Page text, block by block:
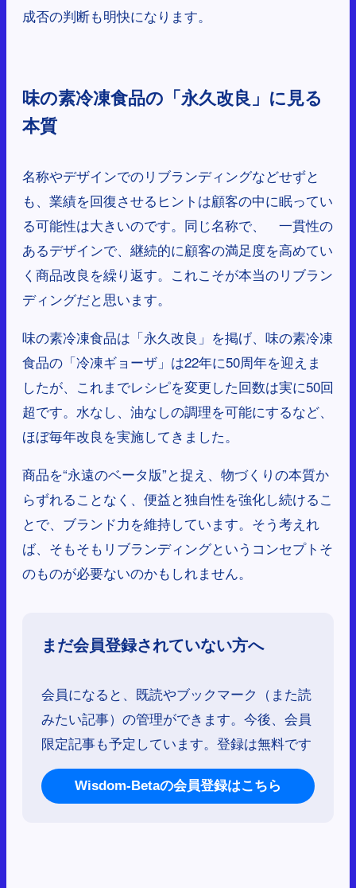
成否の判断も明快になります。
味の素冷凍食品の「永久改良」に見る
本質
名称やデザインでのリブランディングなどせずと
も、業績を回復させるヒントは顧客の中に眠ってい
る可能性は大きいのです。同じ名称で、 一貫性の
あるデザインで、継続的に顧客の満足度を高めてい
く商品改良を繰り返す。これこそが本当のリブラン
ディングだと思います。
味の素冷凍食品は「永久改良」を掲げ、味の素冷凍
食品の「冷凍ギョーザ」は22年に50周年を迎えま
したが、これまでレシピを変更した回数は実に50回
超です。水なし、油なしの調理を可能にするなど、
ほぼ毎年改良を実施してきました。
商品を“永遠のベータ版”と捉え、物づくりの本質か
らずれることなく、便益と独自性を強化し続けるこ
とで、ブランド力を維持しています。そう考えれ
ば、そもそもリブランディングというコンセプトそ
のものが必要ないのかもしれません。
まだ会員登録されていない方へ
会員になると、既読やブックマーク（また読
みたい記事）の管理ができます。今後、会員
限定記事も予定しています。登録は無料です
Wisdom-Betaの会員登録はこちら